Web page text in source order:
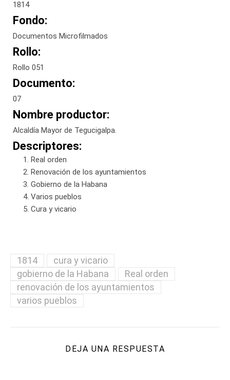
1814
Fondo:
Documentos Microfilmados
Rollo:
Rollo 051
Documento:
07
Nombre productor:
Alcaldía Mayor de Tegucigalpa.
Descriptores:
Real orden
Renovación de los ayuntamientos
Gobierno de la Habana
Varios pueblos
Cura y vicario
1814
cura y vicario
gobierno de la Habana
Real orden
renovación de los ayuntamientos
varios pueblos
DEJA UNA RESPUESTA